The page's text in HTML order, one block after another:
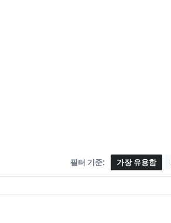
필터 기준: 가장 유용함